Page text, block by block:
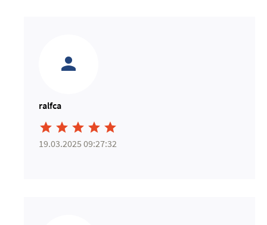
ralfca
    
19.03.2025 09:27:32